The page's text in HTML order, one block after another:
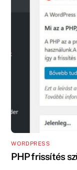
WORDPRESS
PHP frissítés